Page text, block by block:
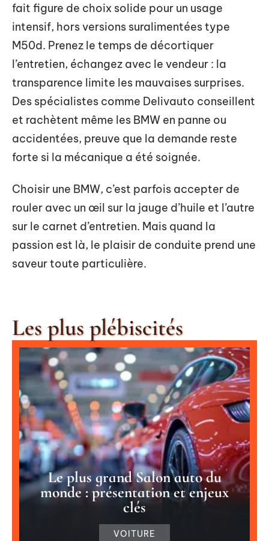
fait figure de choix solide pour un usage
intensif, hors versions suralimentées type
M50d. Prenez le temps de décortiquer
l’entretien, échangez avec le vendeur : la
transparence limite les mauvaises surprises.
Des spécialistes comme Delivauto conseillent
et rachètent même les BMW en panne ou
accidentées, preuve que la demande reste
forte si la mécanique a été soignée.
Choisir une BMW, c’est parfois accepter de
rouler avec un œil sur la jauge d’huile et l’autre
sur le carnet d’entretien. Mais quand la
passion est là, le plaisir de conduite prend une
saveur toute particulière.
Les plus plébiscités
Le plus grand Salon auto du
monde : présentation et enjeux
clés
VOITURE